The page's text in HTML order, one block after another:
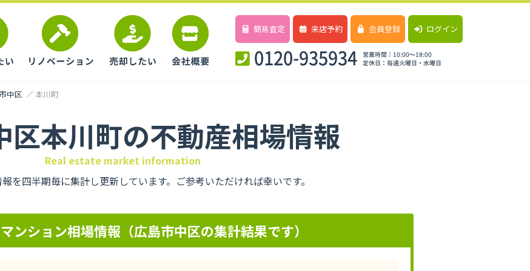
簡易査定 来店予約 会員登録 ログイン
中区 本川町
区本川町の不動産相場情報
Real estate market information
を四半期毎に集計し更新しています。ご参考いただければ幸いです。
ンション相場情報（広島市中区の集計結果です）